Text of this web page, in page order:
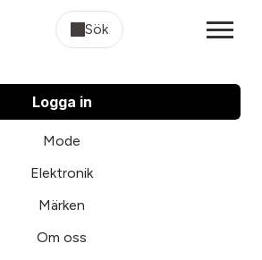
Sök
Logga in
Mode
Elektronik
Märken
Om oss